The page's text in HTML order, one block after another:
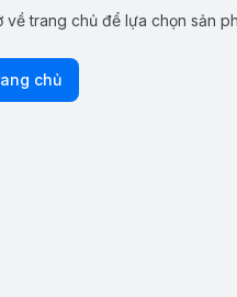
trang chủ để lựa chọn sản
chủ